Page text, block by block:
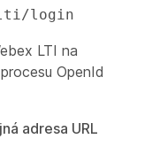
lti/login
LTI na
OpenId
adresa URL